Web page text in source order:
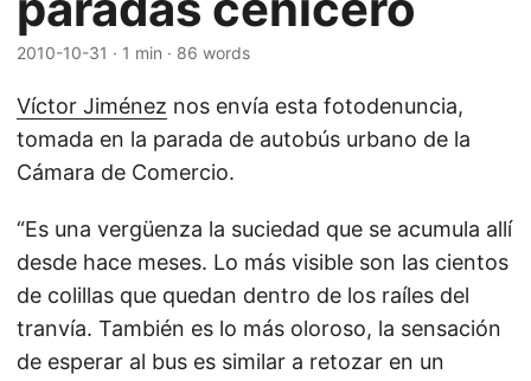
2010-10-31 · 1 min · 86 words
Víctor Jiménez nos envía esta fotodenuncia,
tomada en la parada de autobús urbano de la
Cámara de Comercio.
“Es una vergüenza la suciedad que se acumula allí
desde hace meses. Lo más visible son las cientos
de colillas que quedan dentro de los raíles del
tranvía. También es lo más oloroso, la sensación
de esperar al bus es similar a retozar en un